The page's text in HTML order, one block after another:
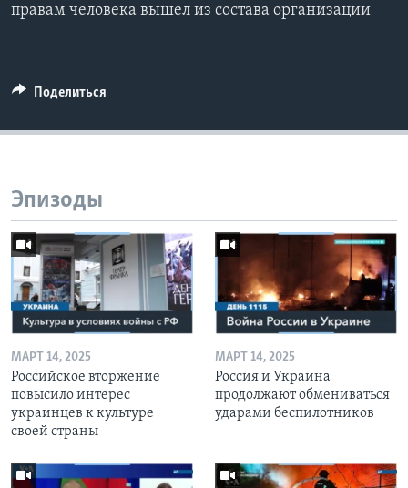
правам человека вышел из состава организации
Поделиться
Эпизоды
МАРТ 14, 2025
Российское вторжение
повысило интерес
украинцев к культуре
своей страны
МАРТ 14, 2025
Россия и Украина
продолжают обмениваться
ударами беспилотников